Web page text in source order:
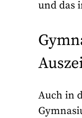
und das
Auch in